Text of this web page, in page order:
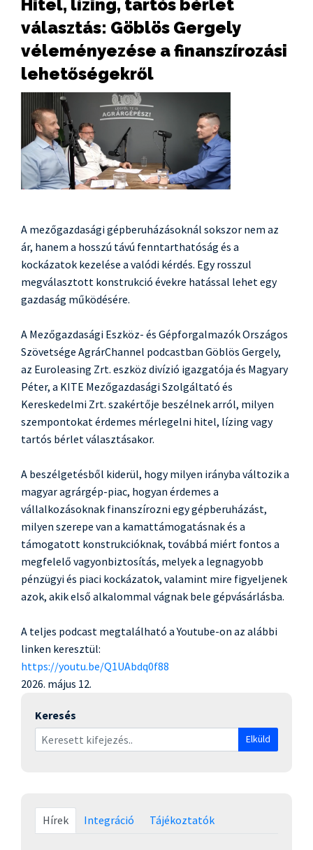
Hitel, lízing, tartós bérlet
választás: Göblös Gergely
véleményezése a finanszírozási
lehetőségekről
A mezőgazdasági gépberuházásoknál sokszor nem az
ár, hanem a hosszú távú fenntarthatóság és a
kockázatok kezelése a valódi kérdés. Egy rosszul
megválasztott konstrukció évekre hatással lehet egy
gazdaság működésére.
A Mezőgazdasági Eszköz- és Gépforgalmazók Országos
Szövetsége AgrárChannel podcastban Göblös Gergely,
az Euroleasing Zrt. eszköz divízió igazgatója és Magyary
Péter, a KITE Mezőgazdasági Szolgáltató és
Kereskedelmi Zrt. szakértője beszélnek arról, milyen
szempontokat érdemes mérlegelni hitel, lízing vagy
tartós bérlet választásakor.
A beszélgetésből kiderül, hogy milyen irányba változik a
magyar agrárgép-piac, hogyan érdemes a
vállalkozásoknak finanszírozni egy gépberuházást,
milyen szerepe van a kamattámogatásnak és a
támogatott konstrukcióknak, továbbá miért fontos a
megfelelő vagyonbiztosítás, melyek a legnagyobb
pénzügyi és piaci kockázatok, valamint mire figyeljenek
azok, akik első alkalommal vágnak bele gépvásárlásba.
A teljes podcast megtalálható a Youtube-on az alábbi
linken keresztül:
https://youtu.be/Q1UAbdq0f88
2026. május 12.
Keresés
Elküld
Hírek Integráció Tájékoztatók